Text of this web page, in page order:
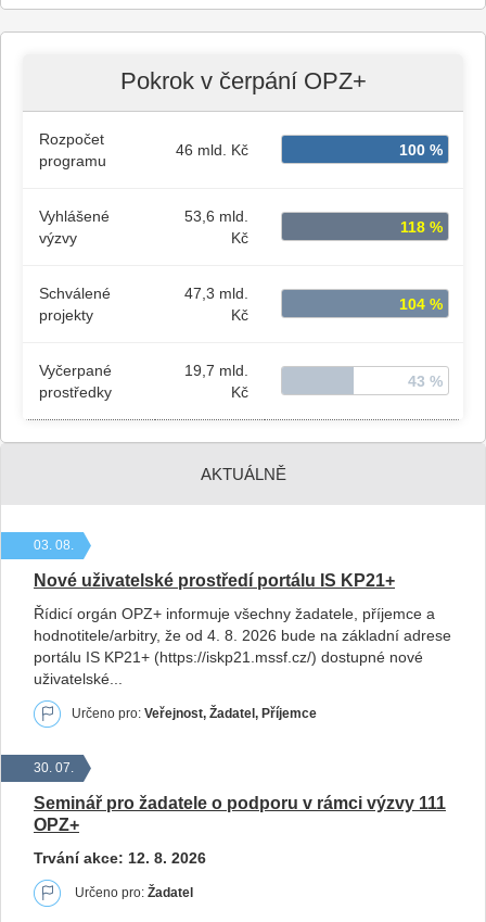
Pokrok v čerpání OPZ+
Rozpočet
programu
46 mld. Kč 100 %
Vyhlášené
výzvy
53,6 mld.
Kč
118 %
Schválené
projekty
47,3 mld.
Kč
104 %
Vyčerpané
prostředky
19,7 mld.
Kč
43 %
AKTUÁLNĚ
03. 08.
Nové uživatelské prostředí portálu IS KP21+
Řídicí orgán OPZ+ informuje všechny žadatele, příjemce a
hodnotitele/arbitry, že od 4. 8. 2026 bude na základní adrese
portálu IS KP21+ (https://iskp21.mssf.cz/) dostupné nové
uživatelské...
Určeno pro: Veřejnost, Žadatel, Příjemce
30. 07.
Seminář pro žadatele o podporu v rámci výzvy 111
OPZ+
Trvání akce: 12. 8. 2026
Určeno pro: Žadatel